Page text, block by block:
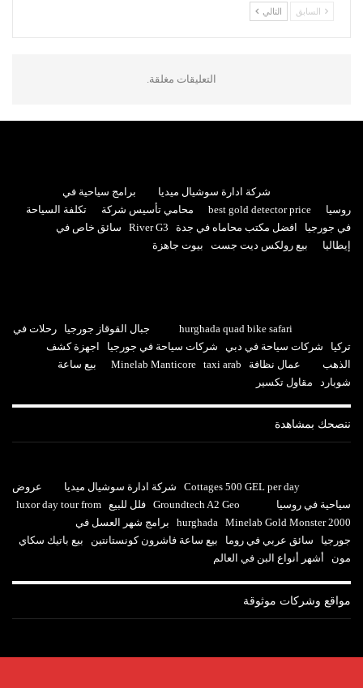
السابق التالي
التعليقات مغلقة.
شركة ادارة سوشيال ميديا
برامج سياحية في
روسيا
best gold detector price محامي تأسيس شركة
تكلفة السياحة
في جورجيا
افضل مكتب محاماه في جدة River G3
سائق خاص في
إيطاليا
بيع رولكس ديت جست بيوت جاهزة
hurghada quad bike safari جبال القوقاز جورجيا
رحلات في
تركيا
شركات سياحة في دبي شركات سياحة في جورجيا
اجهزة كشف
الذهب
عمال نظافة Minelab Manticore taxi arab
بيع ساعة
شوبارد
مقاول تكسير
ننصحك بمشاهدة
Cottages 500 GEL per day شركة ادارة سوشيال ميديا
عروض
سياحية في روسيا
Groundtech A2 Geo فلل للبيع luxor day tour from
hurghada Minelab Gold Monster 2000
برامج شهر العسل في
جورجيا
سائق عربي في روما بيع ساعة فاشرون كونستانتين
بيع باتيك سكاي
مون
أشهر أنواع البن في العالم
مواقع وشركات موثوقة